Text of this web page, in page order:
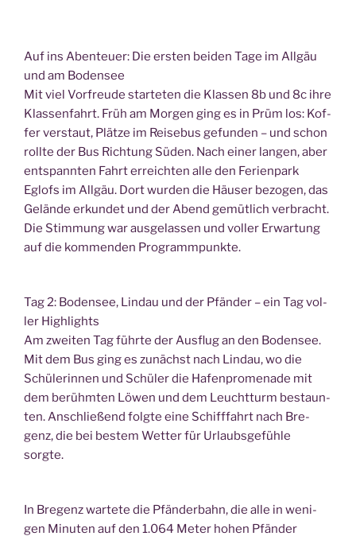
Auf ins Aben­teu­er: Die ers­ten bei­den Tage im All­gäu
und am Bodensee
Mit viel Vor­freu­de star­te­ten die Klas­sen 8b und 8c ihre
Klas­sen­fahrt. Früh am Mor­gen ging es in Prüm los: Kof­
fer ver­staut, Plät­ze im Rei­se­bus gefun­den – und schon
roll­te der Bus Rich­tung Süden. Nach einer lan­gen, aber
ent­spann­ten Fahrt erreich­ten alle den Feri­en­park
Eglofs im All­gäu. Dort wur­den die Häu­ser bezo­gen, das
Gelän­de erkun­det und der Abend gemüt­lich ver­bracht.
Die Stim­mung war aus­ge­las­sen und vol­ler Erwar­tung
auf die kom­men­den Programmpunkte.
Tag 2: Boden­see, Lin­dau und der Pfän­der – ein Tag vol­
ler Highlights
Am zwei­ten Tag führ­te der Aus­flug an den Boden­see.
Mit dem Bus ging es zunächst nach Lin­dau, wo die
Schü­le­rin­nen und Schü­ler die Hafen­pro­me­na­de mit
dem berühm­ten Löwen und dem Leucht­turm bestaun­
ten. Anschlie­ßend folg­te eine Schiff­fahrt nach Bre­
genz, die bei bes­tem Wet­ter für Urlaubs­ge­füh­le
sorgte.
In Bre­genz war­te­te die Pfän­der­bahn, die alle in weni­
gen Minu­ten auf den 1.064 Meter hohen Pfän­der